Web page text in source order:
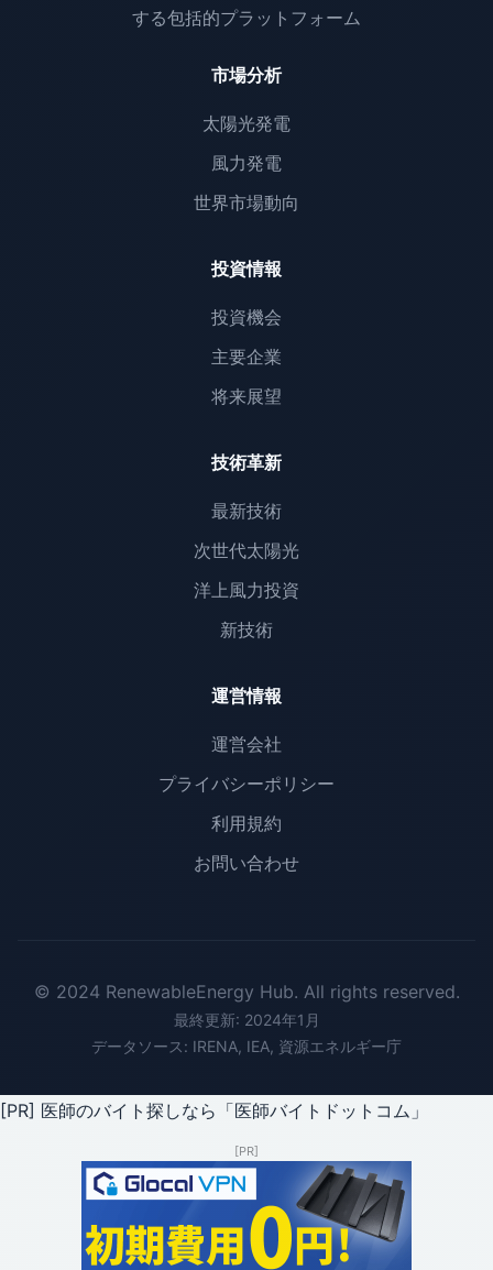
する包括的プラットフォーム
市場分析
太陽光発電
風力発電
世界市場動向
投資情報
投資機会
主要企業
将来展望
技術革新
最新技術
次世代太陽光
洋上風力投資
新技術
運営情報
運営会社
プライバシーポリシー
利用規約
お問い合わせ
© 2024 RenewableEnergy Hub. All rights reserved.
最終更新: 2024年1月
データソース: IRENA, IEA, 資源エネルギー庁
[PR] 医師のバイト探しなら「医師バイトドットコム」
[PR]